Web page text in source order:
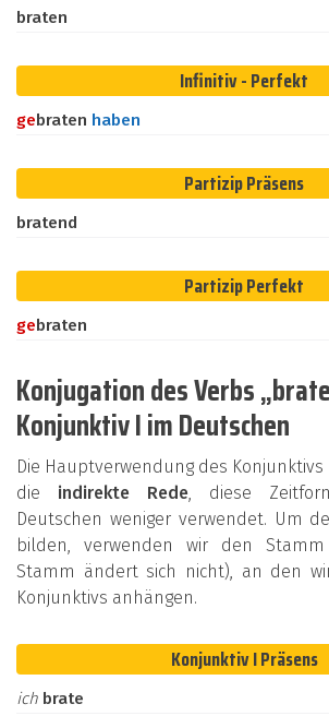
braten
Infinitiv - Perfekt
gebraten haben
Partizip Präsens
bratend
Partizip Perfekt
gebraten
Konjugation des Verbs
Konjunktiv I im Deutschen
Die Hauptverwendung des
die indirekte Rede, diese
Deutschen weniger verwendet. Um
bilden, verwenden wir den
Stamm ändert sich nicht), an den
Konjunktivs anhängen.
Konjunktiv I Präsens
ich brate